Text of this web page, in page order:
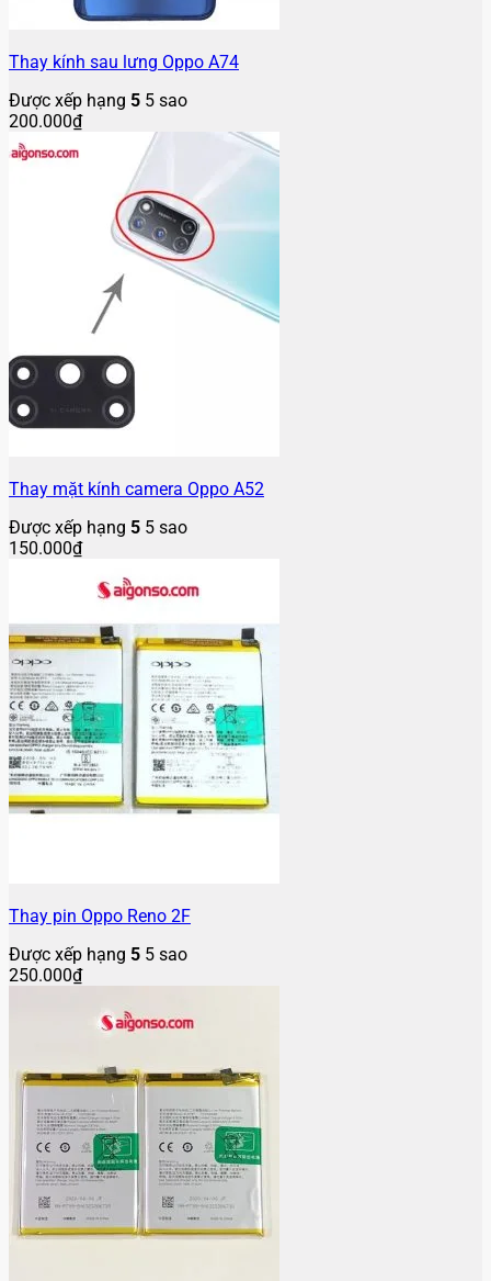
Thay kính sau lưng Oppo A74
Được xếp hạng 5 5 sao
200.000₫
Thay mặt kính camera Oppo A52
Được xếp hạng 5 5 sao
150.000₫
Thay pin Oppo Reno 2F
Được xếp hạng 5 5 sao
250.000₫